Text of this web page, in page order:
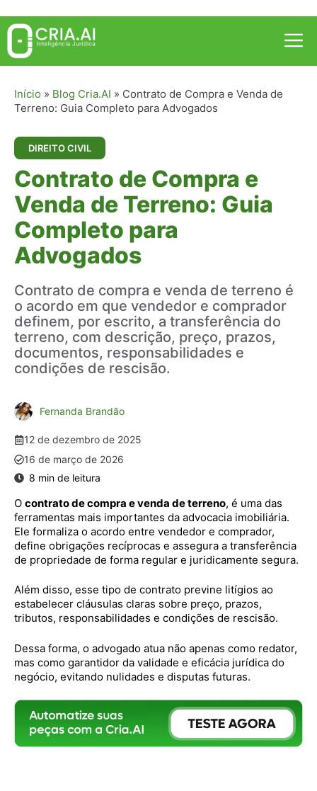
Pular
para
conteúdo
Início » Blog Cria.AI » Contrato de Compra e Venda de
Terreno: Guia Completo para Advogados
DIREITO CIVIL
Contrato de Compra e
Venda de Terreno: Guia
Completo para
Advogados
Contrato de compra e venda de terreno é
o acordo em que vendedor e comprador
definem, por escrito, a transferência do
terreno, com descrição, preço, prazos,
documentos, responsabilidades e
condições de rescisão.
Fernanda Brandão
12 de dezembro de 2025
16 de março de 2026
O contrato de compra e venda de terreno, é uma das
ferramentas mais importantes da advocacia imobiliária.
Ele formaliza o acordo entre vendedor e comprador,
define obrigações recíprocas e assegura a transferência
de propriedade de forma regular e juridicamente segura.
Além disso, esse tipo de contrato previne litígios ao
estabelecer cláusulas claras sobre preço, prazos,
tributos, responsabilidades e condições de rescisão.
Dessa forma, o advogado atua não apenas como redator,
mas como garantidor da validade e eficácia jurídica do
negócio, evitando nulidades e disputas futuras.